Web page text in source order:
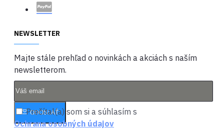
NEWSLETTER
Majte stále prehľad o novinkách a akciách s naším
newsletterom.
ODOSLAŤ
Prečítal(a) som si a súhlasím s
Ochrana osobných údajov